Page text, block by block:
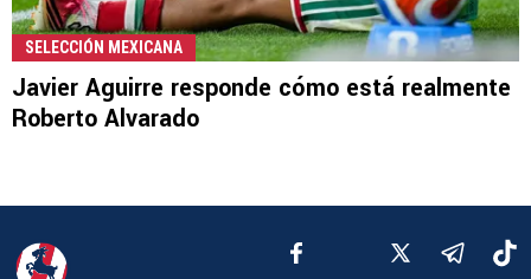
SELECCIÓN MEXICANA
Javier Aguirre responde cómo está realmente
Roberto Alvarado